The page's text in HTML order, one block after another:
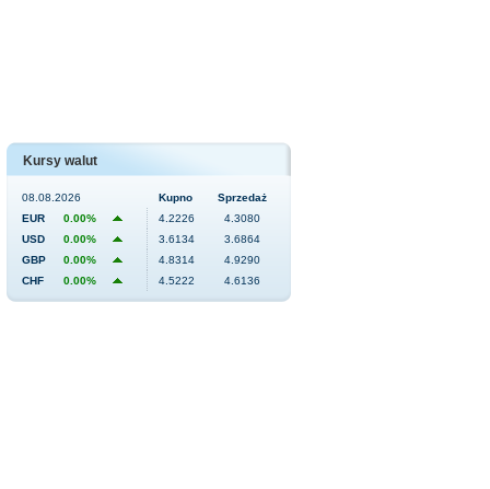
Kursy walut
08.08.2026 Kupno
Sprzedaż
EUR
0.00% 4.2226
4.3080
USD
0.00% 3.6134
3.6864
GBP
0.00% 4.8314
4.9290
CHF
0.00% 4.5222 4.6136